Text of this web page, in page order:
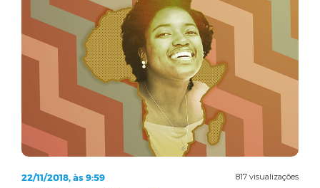
817 visualizações
22/11/2018, às 9:59